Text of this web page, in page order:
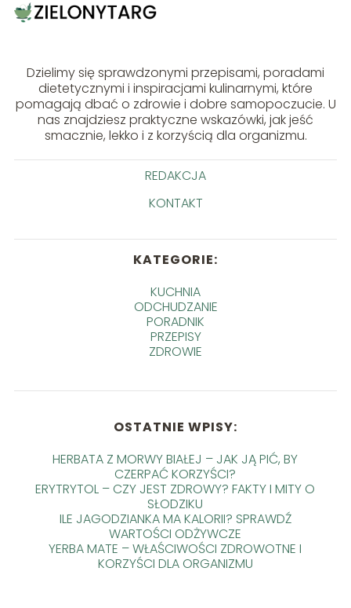
Dzielimy się sprawdzonymi przepisami, poradami
dietetycznymi i inspiracjami kulinarnymi, które
pomagają dbać o zdrowie i dobre samopoczucie. U
nas znajdziesz praktyczne wskazówki, jak jeść
smacznie, lekko i z korzyścią dla organizmu.
REDAKCJA
KONTAKT
KATEGORIE:
KUCHNIA
ODCHUDZANIE
PORADNIK
PRZEPISY
ZDROWIE
OSTATNIE WPISY:
HERBATA Z MORWY BIAŁEJ – JAK JĄ PIĆ, BY
CZERPAĆ KORZYŚCI?
ERYTRYTOL – CZY JEST ZDROWY? FAKTY I MITY O
SŁODZIKU
ILE JAGODZIANKA MA KALORII? SPRAWDŹ
WARTOŚCI ODŻYWCZE
YERBA MATE – WŁAŚCIWOŚCI ZDROWOTNE I
KORZYŚCI DLA ORGANIZMU